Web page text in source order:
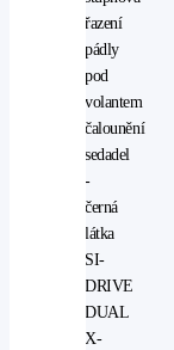
řazení
pádly
pod
volantem
čalounění
sedadel
-
černá
látka
SI-
DRIVE
DUAL
X-